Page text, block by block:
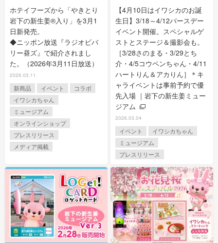
ホテイフーズから「やきとり
岩下の新生姜®入り」を3月1
日新発売。
◆ニッポン放送『ラジオビバ
リー昼ズ』で紹介されまし
た。（2026年3月11日放送）
2026.03.11
新商品 イベント
コラボ
イワシカちゃん
ミュージアム
オンラインショップ
プレスリリース
メディア掲載
【4月10日はイワシカのお誕
生日】3/18～4/12バースデー
イベント開催。スペシャルゲ
ストとステージ＆撮影会も。
［3/28さのまる・3/29とち
介・4/5コウペンちゃん・4/11
ハートりん＆アカりん］＊キ
ャライベントは事前予約で優
先入場 ｜岩下の新生姜ミュー
ジアム
2026.03.04
イベント
イワシカちゃん
ミュージアム
プレスリリース